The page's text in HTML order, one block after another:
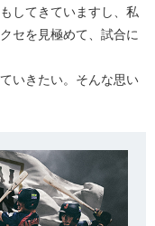
してきていますし、私
セを見極めて、試合に
いきたい。そんな思い